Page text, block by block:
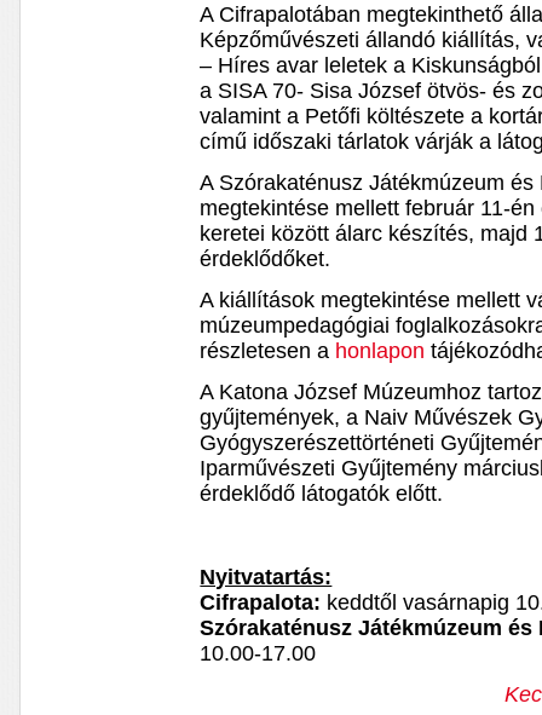
A Cifrapalotában megtekinthető
Képzőművészeti állandó kiállítás,
– Híres avar leletek a
a SISA 70- Sisa József ötvös- és
valamint a Petőfi költészete a
című időszaki tárlatok várják a
A Szórakaténusz Játékmúzeum
megtekintése mellett február 11-
keretei között álarc készítés, majd
érdeklődőket.
A kiállítások megtekintése mellett
múzeumpedagógiai
részletesen a honlapon
A Katona József Múzeumhoz
gyűjtemények, a Naiv Művészek
Gyógyszerészettörténeti
Iparművészeti Gyűjtemény
érdeklődő látogatók előtt.
Nyitvatartás:
Cifrapalota: keddtől vasárnapig
Szórakaténusz Játékmúzeum és
10.00-17.00